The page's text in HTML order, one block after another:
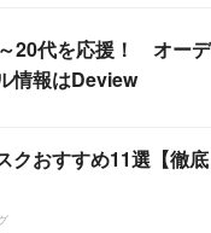
20代を応援！ オーデ
情報はDeview
クおすすめ11選【徹底